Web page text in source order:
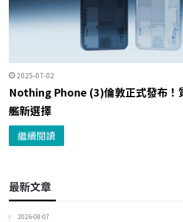
2025-07-02
Nothing Phone (3)倫敦正式發布！
艦新選擇
繼續閱讀
最新文章
2026-08-07